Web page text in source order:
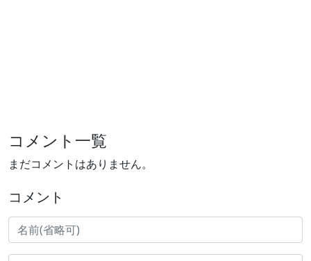
コメント一覧
まだコメントはありません。
コメント